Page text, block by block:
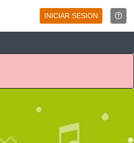
INICIAR SESION